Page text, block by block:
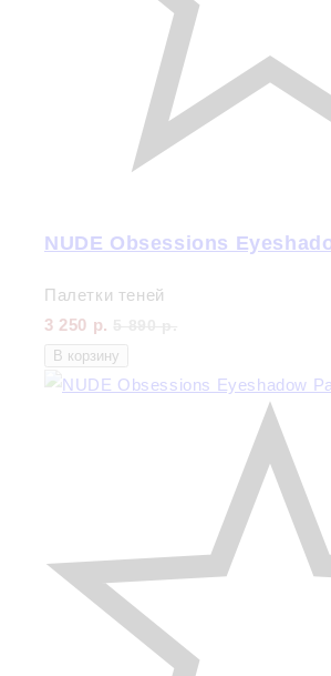
NUDE Obsessions
Палетки теней
3 250 р.
В корзину